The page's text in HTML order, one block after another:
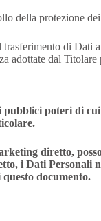
della protezione
di Dati
adottate dal
poteri di
diretto,
i Dati
documento.